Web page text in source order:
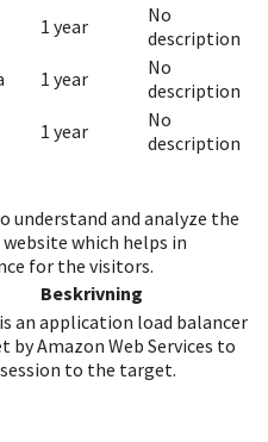
1 year
No
description
1 year
No
description
1 year
No
description
understand and analyze the
which helps in
for the visitors.
Beskrivning
is an application load balancer
by Amazon Web Services to
to the target.